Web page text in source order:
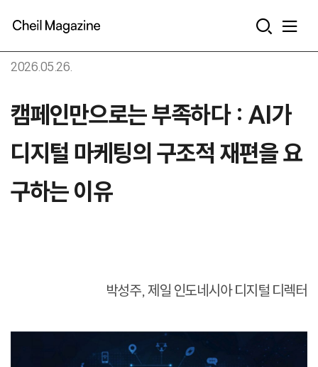
2026.05.26.
캠페인만으로는 부족하다 : AI가
디지털 마케팅의 구조적 재편을 요
구하는 이유
박성주, 제일 인도네시아 디지털 디렉터